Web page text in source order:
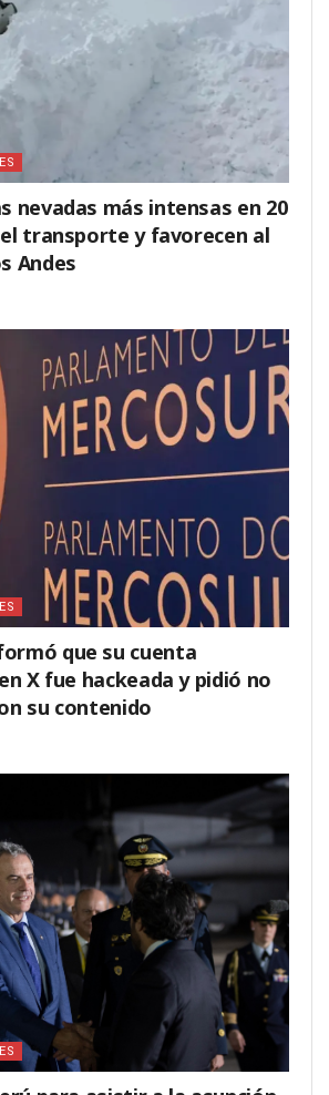
nevadas más intensas en 20
transporte y favorecen al
Andes
que su cuenta
X fue hackeada y pidió no
su contenido